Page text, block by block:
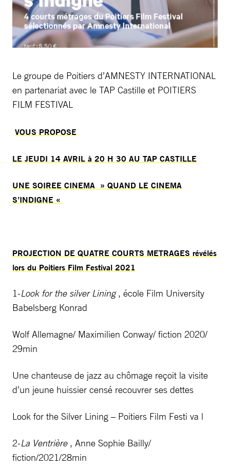
Le groupe de Poitiers d’AMNESTY INTERNATIONAL
en partenariat avec le TAP Castille et POITIERS
FILM FESTIVAL
VOUS PROPOSE
LE JEUDI 14 AVRIL à 20 H 30 AU TAP CASTILLE
UNE SOIREE CINEMA » QUAND LE CINEMA
S’INDIGNE «
PROJECTION DE QUATRE COURTS METRAGES révélés
lors du Poitiers Film Festival 2021
1-Look for the silver Lining, école Film University
Babelsberg Konrad
Wolf Allemagne/ Maximilien Conway/ fiction 2020/
29min
Une chanteuse de jazz au chômage reçoit la visite
d’un jeune huissier censé recouvrer ses dettes
Look for the Silver Lining – Poitiers Film Festi va l
2-La Ventrière, Anne Sophie Bailly/
fiction/2021/28min